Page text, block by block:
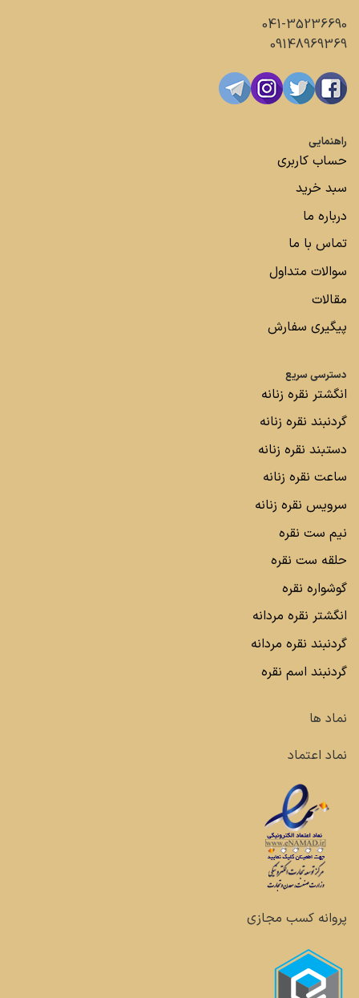
041-35236690
09148969369
راهنمایی
حساب کاربری
سبد خرید
درباره ما
تماس با ما
سوالات متداول
مقالات
پیگیری سفارش
دسترسی سریع
انگشتر نقره زنانه
گردنبند نقره زنانه
دستبند نقره زنانه
ساعت نقره زنانه
سرویس نقره زنانه
نیم ست نقره
حلقه ست نقره
گوشواره نقره
انگشتر نقره مردانه
گردنبند نقره مردانه
گردنبند اسم نقره
نماد ها
نماد اعتماد
پروانه کسب مجازی